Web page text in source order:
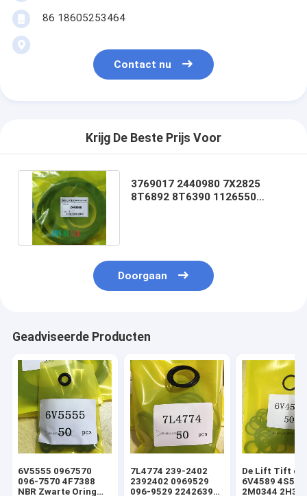
86 18605253464
Contact nu
Krijg De Beste Prijs Voor
3769017 2440980 7X2825
8T6892 8T6390 1126550
Doorgaan
Geadviseerde Producten
6V5555 0967570
096-7570 4F7388
NBR Zwarte Oring
7L4774 239-2402
2392402 0969529
096-9529 2242639
De Lift Tift die
6V4589
2M0344